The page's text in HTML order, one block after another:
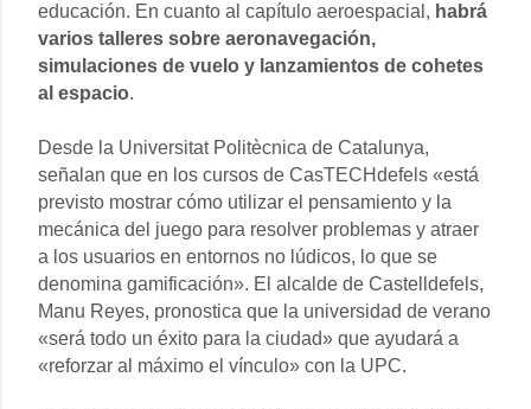
educación. En cuanto al capítulo aeroespacial, habrá
varios talleres sobre aeronavegación,
simulaciones de vuelo y lanzamientos de cohetes
al espacio.
Desde la Universitat Politècnica de Catalunya,
señalan que en los cursos de CasTECHdefels «está
previsto mostrar cómo utilizar el pensamiento y la
mecánica del juego para resolver problemas y atraer
a los usuarios en entornos no lúdicos, lo que se
denomina gamificación». El alcalde de Castelldefels,
Manu Reyes, pronostica que la universidad de verano
«será todo un éxito para la ciudad» que ayudará a
«reforzar al máximo el vínculo» con la UPC.